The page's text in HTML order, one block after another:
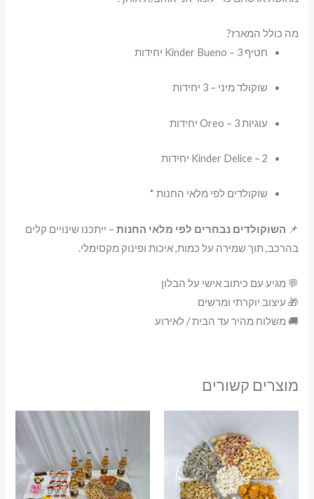
מה כולל המארז?
חטיף Kinder Bueno – 3 יחידות
שוקולד מיני – 3 יחידות
עוגיות Oreo – 3 יחידות
Kinder Delice – 2 יחידות
שוקולדים לפי מלאי החנות *
📌 השוקולדים נבחרים לפי מלאי החנות – ייתכנו שינויים קלים
בהרכב, תוך שמירה על כמות, איכות ופינוק מקסימלי.
💬 מגיע עם כיתוב אישי על הבלון
🎁 עיצוב יוקרתי ומרשים
🚚 משלוח מהיר עד הבית / לאירוע
מוצרים קשורים